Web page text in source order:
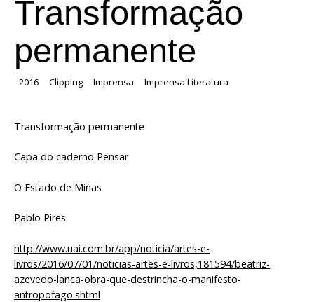
Transformação
permanente
2016 Clipping Imprensa Imprensa Literatura
Transformação permanente
Capa do caderno Pensar
O Estado de Minas
Pablo Pires
http://www.uai.com.br/app/noticia/artes-e-
livros/2016/07/01/noticias-artes-e-livros,181594/beatriz-
azevedo-lanca-obra-que-destrincha-o-manifesto-
antropofago.shtml